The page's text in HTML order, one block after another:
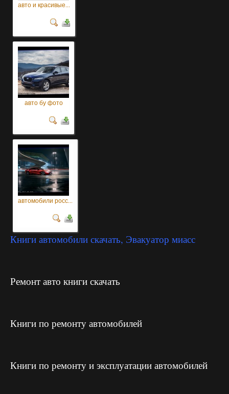
авто и красивые...
авто бу фото
автомобили росс...
Книги автомобили скачать, Эвакуатор миасс
Ремонт авто книги скачать
Книги по ремонту автомобилей
Книги по ремонту и эксплуатации автомобилей